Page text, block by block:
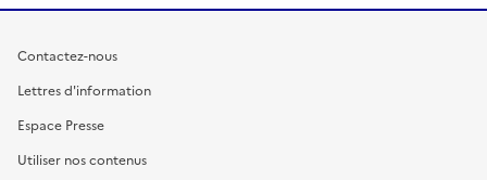
Contactez-nous
Lettres d'information
Espace Presse
Utiliser nos contenus